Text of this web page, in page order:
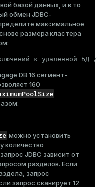
базой данных, и в то
обмен JDBC-
максимальное
размера кластера
к удаленной БД
DB 16 сегмент-
160
можно установить
количество
JDBC зависит от
разделов. Если
запрос
запрос сканирует 12